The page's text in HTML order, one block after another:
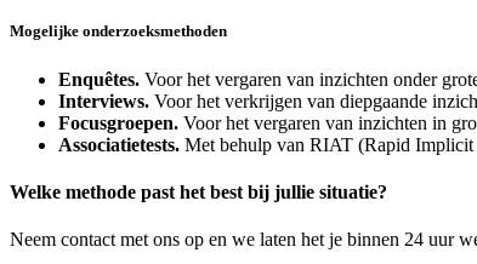
Mogelijke onderzoeksmethoden
Enquêtes. Voor het vergaren van inzichten onder
Interviews. Voor het verkrijgen van diepgaande
Focusgroepen. Voor het vergaren van inzichten in
Associatietests. Met behulp van RIAT (Rapid Implicit
Welke methode past het best bij jullie situatie?
Neem contact met ons op en we laten het je binnen 24 uur